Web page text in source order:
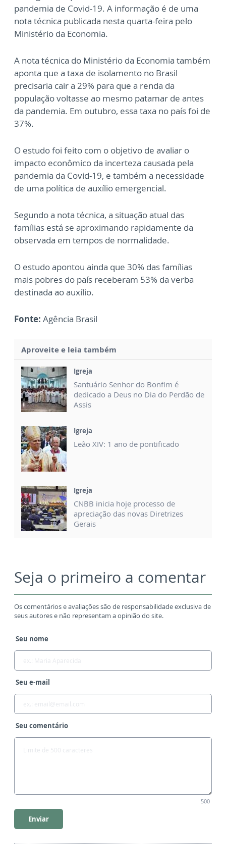
pandemia de Covid-19. A informação é de uma
nota técnica publicada nesta quarta-feira pelo
Ministério da Economia.
A nota técnica do Ministério da Economia também
aponta que a taxa de isolamento no Brasil
precisaria cair a 29% para que a renda da
população voltasse ao mesmo patamar de antes
da pandemia. Em outubro, essa taxa no país foi de
37%.
O estudo foi feito com o objetivo de avaliar o
impacto econômico da incerteza causada pela
pandemia da Covid-19, e também a necessidade
de uma política de auxílio emergencial.
Segundo a nota técnica, a situação atual das
famílias está se aproximando rapidamente da
observada em tempos de normalidade.
O estudo apontou ainda que 30% das famílias
mais pobres do país receberam 53% da verba
destinada ao auxílio.
Fonte: Agência Brasil
Aproveite e leia também
Igreja
Santuário Senhor do Bonfim é
dedicado a Deus no Dia do Perdão de
Assis
Igreja
Leão XIV: 1 ano de pontificado
Igreja
CNBB inicia hoje processo de
apreciação das novas Diretrizes
Gerais
Seja o primeiro a comentar
Os comentários e avaliações são de responsabilidade exclusiva de
seus autores e não representam a opinião do site.
Seu nome
Seu e-mail
Seu comentário
500
Enviar